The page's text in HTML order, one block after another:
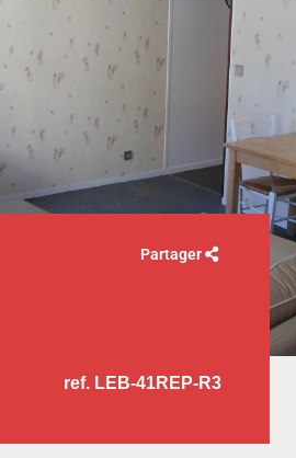
Partager
ref. LEB-41REP-R3